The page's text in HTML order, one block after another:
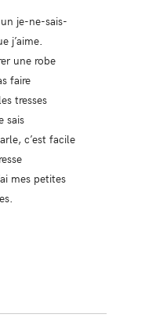
je-ne-sais-
j’aime.
une robe
faire
tresses
sais
c’est facile
mes petites